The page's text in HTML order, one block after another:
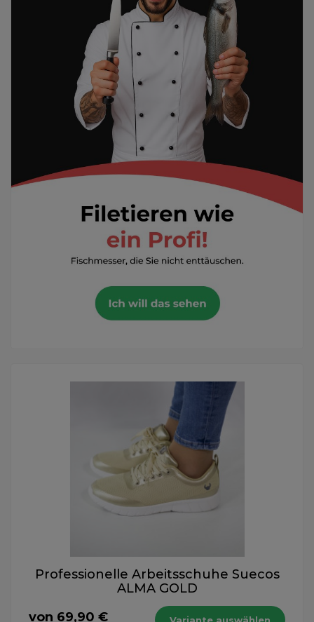
Professionelle Arbeitsschuhe Suecos
ALMA GOLD
von 69,90 €